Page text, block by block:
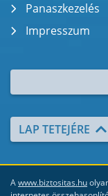
Panaszkezelés
Impresszum
LAP TETEJÉRE
Awww.biztositas.hu